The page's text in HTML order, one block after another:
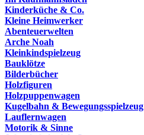
Kinderküche & Co.
Kleine Heimwerker
Abenteuerwelten
Arche Noah
Kleinkindspielzeug
Bauklötze
Bilderbücher
Holzfiguren
Holzpuppenwagen
Kugelbahn & Bewegungsspielzeug
Lauflernwagen
Motorik & Sinne